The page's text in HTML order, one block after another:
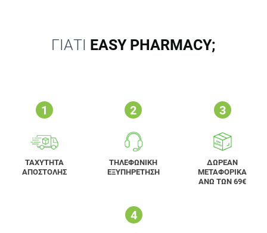
ΓΙΑΤΙ EASY PHARMACY;
ΤΑΧΥΤΗΤΑ
ΑΠΟΣΤΟΛΗΣ
ΤΗΛΕΦΩΝΙΚΗ
ΕΞΥΠΗΡΕΤΗΣΗ
ΔΩΡΕΑΝ
ΜΕΤΑΦΟΡΙΚΑ
ΑΝΩ ΤΩΝ 69€